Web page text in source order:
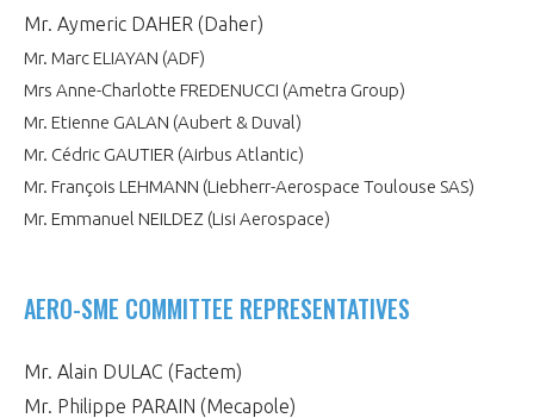
WHY JOIN US ?
THE SECTOR STAKES
COMPETITIVENESS
CAREERS & TRAINING
INTERNATIONAL
PUBLICATIONS
PROGRAMS
Mr. Aymeric DAHER (Daher)
Mr. Marc ELIAYAN (ADF)
Mrs Anne-Charlotte FREDENUCCI (Ametra Group)
Mr. Etienne GALAN (Aubert & Duval)
Mr. Cédric GAUTIER (Airbus Atlantic)
Mr. François LEHMANN (Liebherr-Aerospace Toulouse SAS)
Mr. Emmanuel NEILDEZ (Lisi Aerospace)
AERO-SME COMMITTEE REPRESENTATIVES
Mr. Alain DULAC (Factem)
Mr. Philippe PARAIN (Mecapole)
programmes ...
DEMANDE D’ADHÉSION